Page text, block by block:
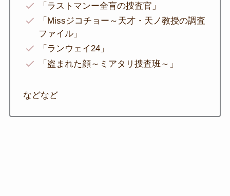
「ラストマンー全盲の捜査官」
「Missジコチョー～天才・天ノ教授の調査
ファイル」
「ランウェイ24」
「盗まれた顔～ミアタリ捜査班～」
などなど